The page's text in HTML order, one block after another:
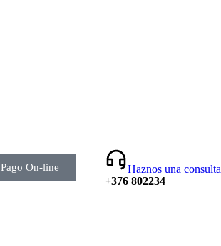
Pago On-line
Haznos una consulta
+376 802234